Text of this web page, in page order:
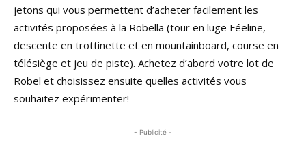
jetons qui vous permettent d’acheter facilement les
activités proposées à la Robella (tour en luge Féeline,
descente en trottinette et en mountainboard, course en
télésiège et jeu de piste). Achetez d’abord votre lot de
Robel et choisissez ensuite quelles activités vous
souhaitez expérimenter!
- Publicité -